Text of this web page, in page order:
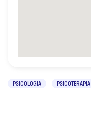
PSICOLOGIA PSICOTERAPIA